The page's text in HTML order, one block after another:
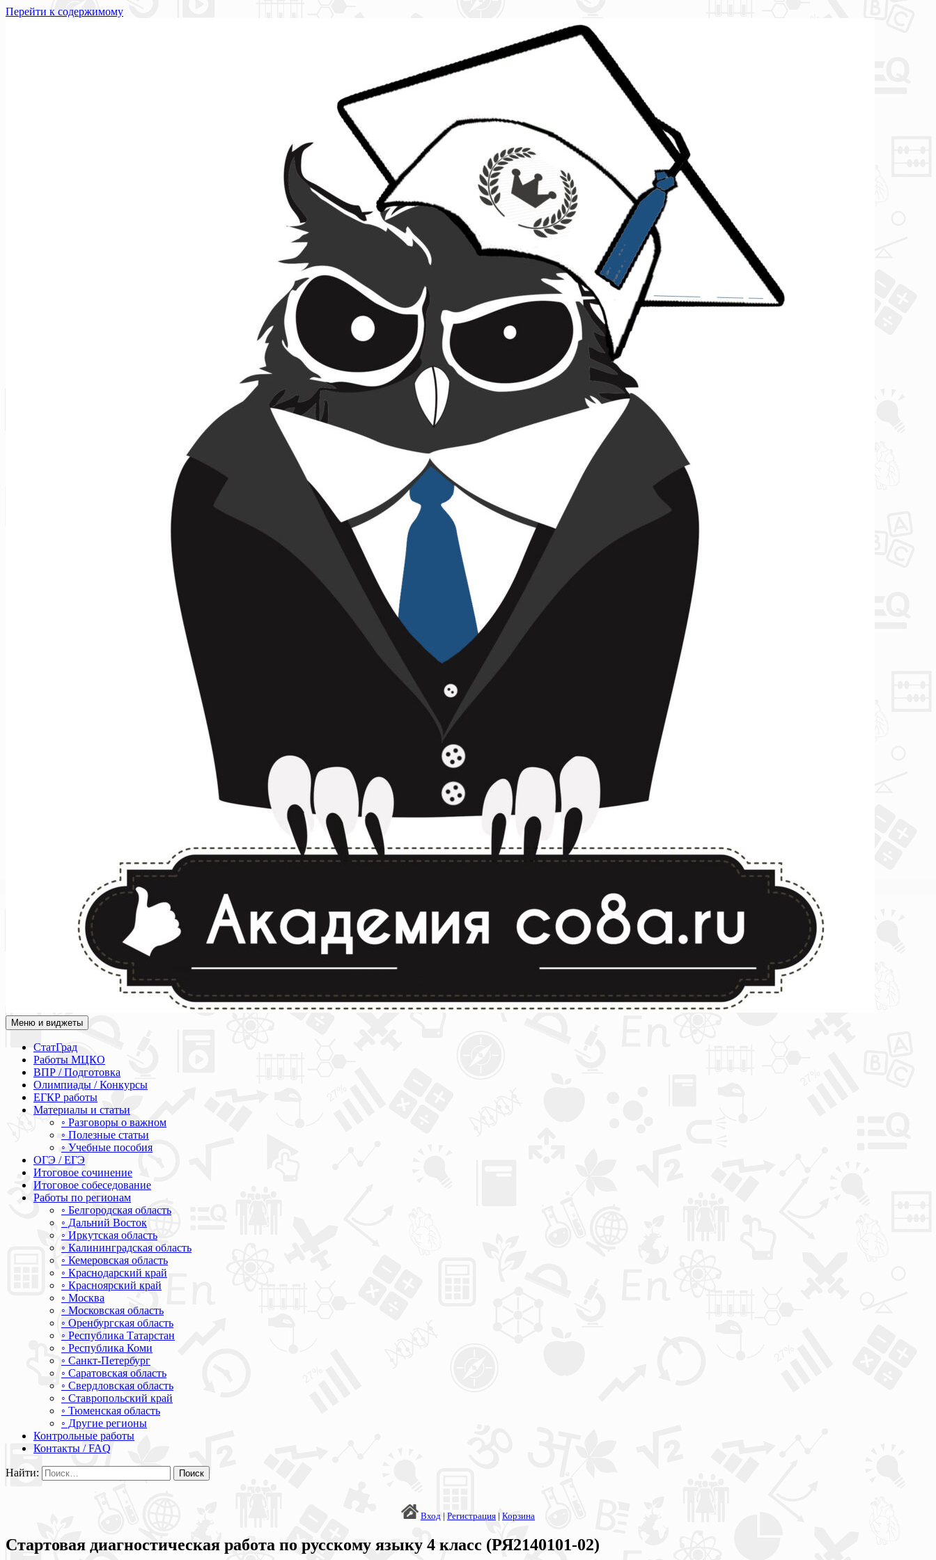
Перейти к содержимому
Академия СОВА
Подготовка к ЕГЭ, ОГЭ, ВПР, МЦКО, СтатГрад, КДР, ВОШ, олимпиады и конкурсы
Меню и виджеты
СтатГрад
Работы МЦКО
ВПР / Подготовка
Олимпиады / Конкурсы
ЕГКР работы
Материалы и статьи
◦ Разговоры о важном
◦ Полезные статьи
◦ Учебные пособия
ОГЭ / ЕГЭ
Итоговое сочинение
Итоговое собеседование
Работы по регионам
◦ Белгородская область
◦ Дальний Восток
◦ Иркутская область
◦ Калининградская область
◦ Кемеровская область
◦ Краснодарский край
◦ Красноярский край
◦ Москва
◦ Московская область
◦ Оренбургская область
◦ Республика Татарстан
◦ Республика Коми
◦ Санкт-Петербург
◦ Саратовская область
◦ Свердловская область
◦ Ставропольский край
◦ Тюменская область
◦ Другие регионы
Контрольные работы
Контакты / FAQ
Найти:
Вход | Регистрация | Корзина
Стартовая диагностическая работа по русскому языку 4 класс (РЯ2140101-02)